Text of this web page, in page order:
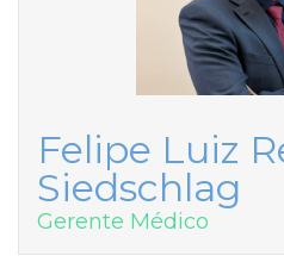
Felipe Luiz
Siedschlag
Gerente Médico